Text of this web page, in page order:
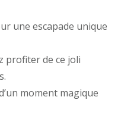
une escapade unique
profiter de ce joli
moment magique